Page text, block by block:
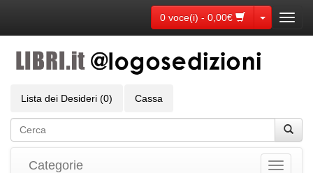
0 voce(i) - 0,00€ Toggle
Lista dei Desideri (0) Cassa
Toggle
Categorie